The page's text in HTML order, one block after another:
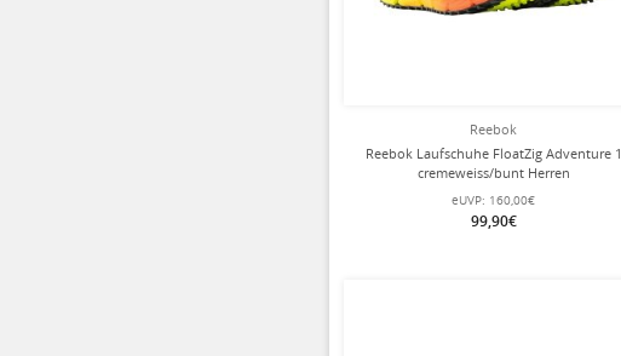
Reebok
Reebok Laufschuhe FloatZig Adventure 1
cremeweiss/bunt Herren
eUVP: 160,00€
99,90€